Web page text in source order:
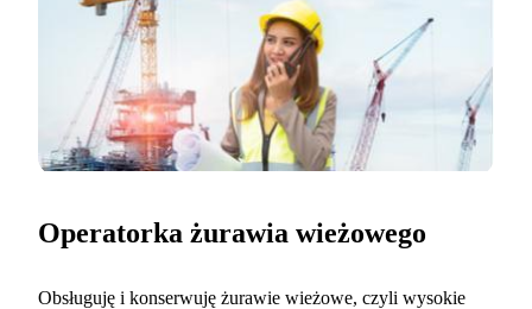
Operatorka żurawia wieżowego
Obsługuję i konserwuję żurawie wieżowe, czyli wysokie